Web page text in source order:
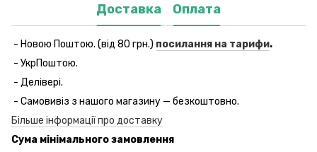
Доставка Оплата
- Новою Поштою. (від 80 грн.) посилання на тарифи.
- УкрПоштою.
- Делівері.
- Самовивіз з нашого магазину — безкоштовно.
Більше інформації про доставку
Сума мінімального замовлення